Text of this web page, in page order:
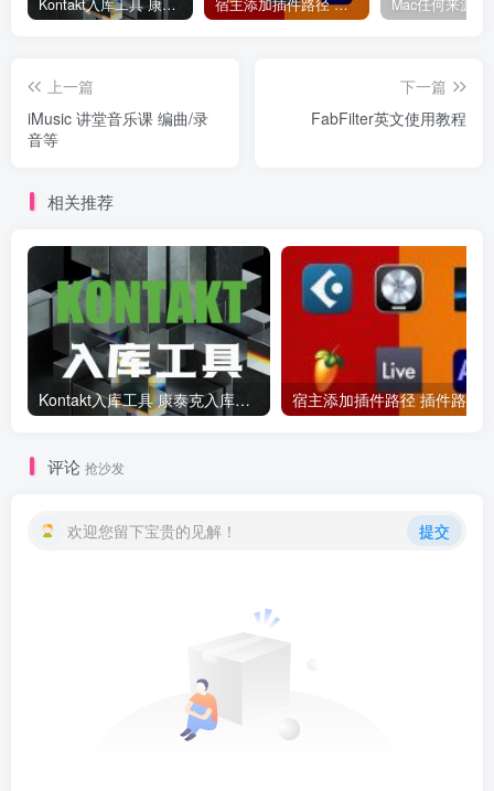
Kontakt入库工具 康泰克入库教程 宿主添加插件路径 插件路径设置 VSTPlugins路径
上一篇
iMusic 讲堂音乐课 编曲/录
音等
下一篇
FabFilter英文使用教程
相关推荐
Kontakt入库工具 康泰克入库教程
评论 抢沙发
欢迎您留下宝贵的见解！ 提交